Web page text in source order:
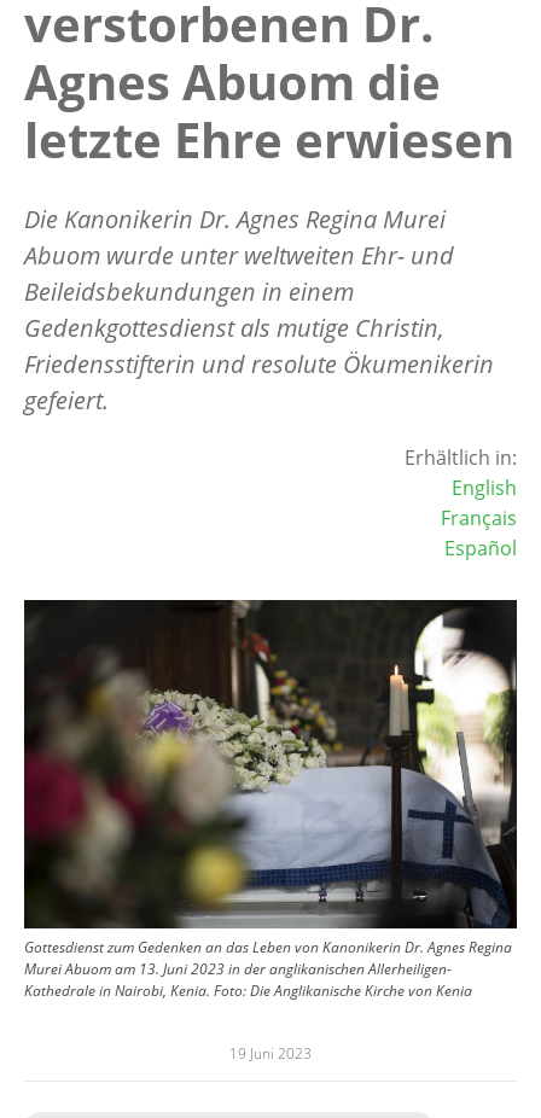
verstorbenen Dr.
Agnes Abuom die
letzte Ehre erwiesen
Die Kanonikerin Dr. Agnes Regina Murei
Abuom wurde unter weltweiten Ehr- und
Beileidsbekundungen in einem
Gedenkgottesdienst als mutige Christin,
Friedensstifterin und resolute Ökumenikerin
gefeiert.
Erhältlich in:
English
Français
Español
Gottesdienst zum Gedenken an das Leben von Kanonikerin Dr. Agnes Regina
Murei Abuom am 13. Juni 2023 in der anglikanischen Allerheiligen-
Kathedrale in Nairobi, Kenia. Foto:Die Anglikanische Kirche von Kenia
19 Juni 2023